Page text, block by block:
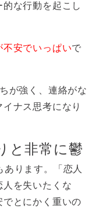
な行動を起こし
安でいっぱいで
が強く、連絡がな
ナス思考になり
と非常に鬱
あります。「恋人
人を失いたくな
とにかく重いの